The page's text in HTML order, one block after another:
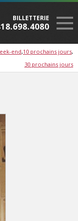
BILLETTERIE
end 10 prochains jours
30 prochains jours